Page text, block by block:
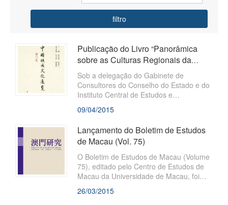
filtro
Publicação do Livro “Panorâmica
sobre as Culturas Regionais da
China – Tomo de Macau”
Sob a delegação do Gabinete de
Consultores do Conselho do Estado e do
Instituto Central de Estudos e
Investigação de Cultura e História, a
Fundação Macau organizou uma equipa
Livro “Panorâmica sobre as Culturas
Regionais da China – Tomo de Macau”
que já foi publicado. Este “Tomo de
Macau” faz parte da Colecção
“Panorâmica sobre as Culturas Regionais
da China” que conta com 34 tomos,
tendo o Livro sido publicado pela “Z...
09/04/2015
Lançamento do Boletim de Estudos
de Macau (Vol. 75)
O Boletim de Estudos de Macau (Volume
75), editado pelo Centro de Estudos de
Macau da Universidade de Macau, foi
recentemente publicado pela Fundação
Macau. Este Boletim, com o objectivo de
26/03/2015